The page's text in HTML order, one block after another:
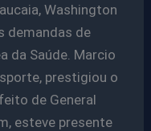
Washington
demandas de
da Saúde. Marcio
prestigiou o
de General
esteve presente